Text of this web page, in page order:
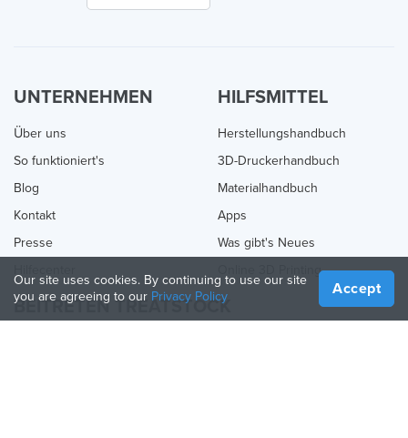
UNTERNEHMEN
Über uns
So funktioniert's
Blog
Kontakt
Presse
HILFSMITTEL
Herstellungshandbuch
3D-Druckerhandbuch
Materialhandbuch
Apps
Was gibt's Neues
Online 3D Printing
BEITRETEN TREATSTOCK
Our site uses cookies. By continuing to use our site
you are agreeing to our Privacy Policy Accept